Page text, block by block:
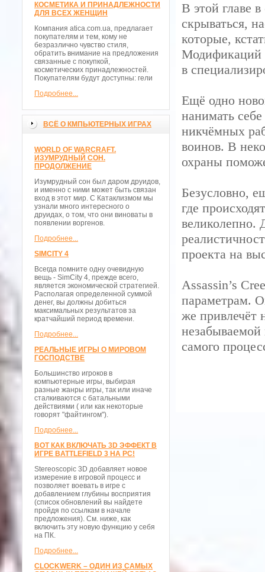
КОСМЕТИКА И ПРИНАДЛЕЖНОСТИ
ДЛЯ ВСЕХ ЖЕНЩИН
Компания atica.com.ua, предлагает
покупателям и тем, кому не
безразлично чувство стиля,
обратить внимание на предложения
связанные с покупкой,
косметических принадлежностей.
Покупателям будут доступны: гели
Подробнее...
ВСЁ О КМПЬЮТЕРНЫХ ИГРАХ
WORLD OF WARCRAFT.
ИЗУМРУДНЫЙ СОН.
ПРОДОЛЖЕНИЕ
Изумрудный сон был даром друидов,
и именно с ними может быть связан
вход в этот мир. С Катаклизмом мы
узнали много интересного о
друидах, о том, что они виноваты в
появлении воргенов.
Подробнее...
SIMCITY 4
Всегда помните одну очевидную
вещь - SimCity 4, прежде всего,
является экономической стратегией.
Располагая определенной суммой
денег, вы должны добиться
максимальных результатов за
кратчайший период времени.
Подробнее...
РЕАЛЬНЫЕ ИГРЫ О МИРОВОМ
ГОСПОДСТВЕ
Большинство игроков в
компьютерные игры, выбирая
разные жанры игры, так или иначе
сталкиваются с батальными
действиями ( или как некоторые
говорят "файтингом").
Подробнее...
ВОТ КАК ВКЛЮЧАТЬ 3D ЭФФЕКТ В
ИГРЕ BATTLEFIELD 3 НА PC!
Stereoscopic 3D добавляет новое
измерение в игровой процесс и
позволяет воевать в игре с
добавлением глубины восприятия
(список обновлений вы найдете
пройдя по ссылкам в начале
предложения). См. ниже, как
включить эту новую функцию у себя
на ПК.
Подробнее...
CLOCKWERK – ОДИН ИЗ САМЫХ
В этой главе
скрываться,
которые,
Модификаций
в
Ещё одно
нанимать
никчёмных
воинов. В
охраны
Безусловно,
где
великолепно.
проекта на
Assassin’s
параметрам.
же привлечёт
незабываемой
самого